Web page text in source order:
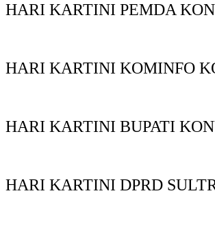
HARI KARTINI PEMDA
HARI KARTINI KOMINFO
HARI KARTINI BUPATI
HARI KARTINI DPRD